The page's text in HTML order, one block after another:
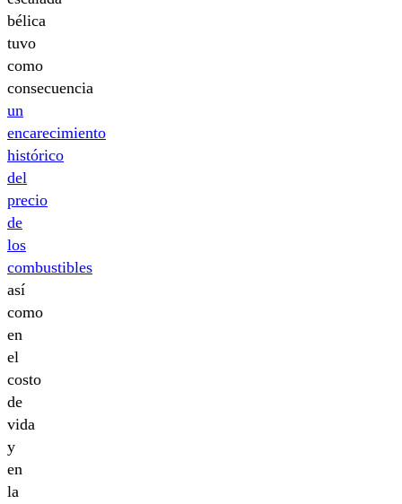
bélica
tuvo
como
consecuencia
un
encarecimiento
histórico
del
precio
de
los
combustibles
así
como
en
el
costo
de
vida
y
en
la